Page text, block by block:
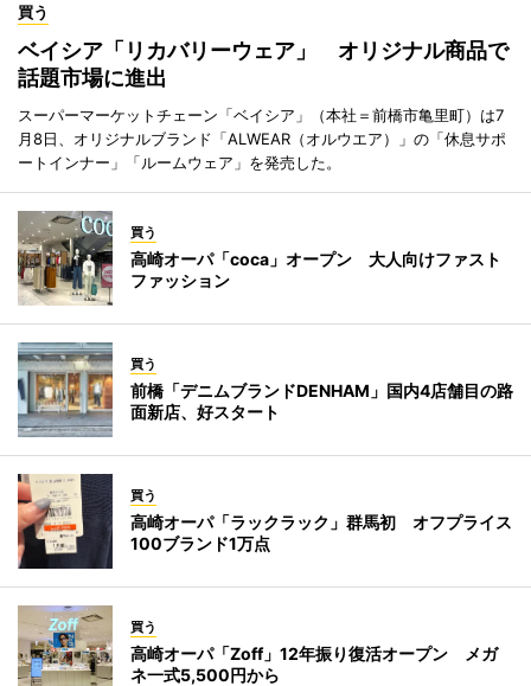
買う
ベイシア「リカバリーウェア」 オリジナル商品で
話題市場に進出
スーパーマーケットチェーン「ベイシア」（本社＝前橋市亀里町）は7
月8日、オリジナルブランド「ALWEAR（オルウエア）」の「休息サポ
ートインナー」「ルームウェア」を発売した。
買う
高崎オーパ「coca」オープン 大人向けファスト
ファッション
買う
前橋「デニムブランドDENHAM」国内4店舗目の路
面新店、好スタート
買う
高崎オーパ「ラックラック」群馬初 オフプライス
100ブランド1万点
買う
高崎オーパ「Zoff」12年振り復活オープン メガ
ネ一式5,500円から